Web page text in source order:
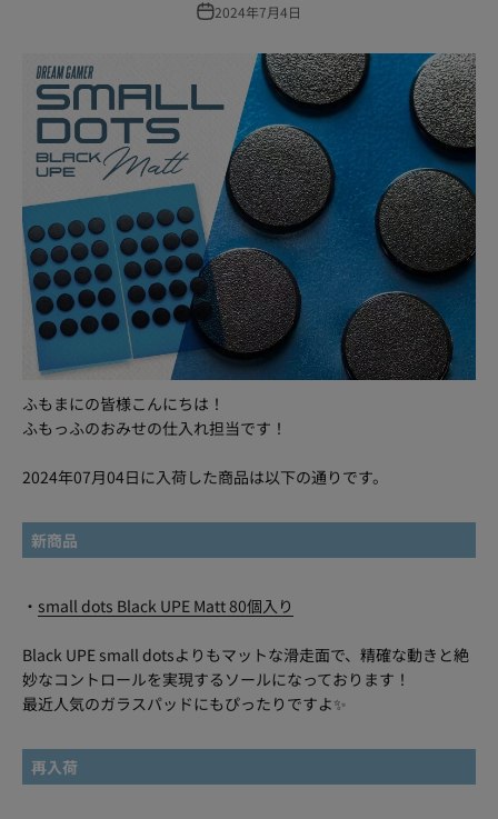
2024年7月4日
ふもまにの皆様こんにちは！
ふもっふのおみせの仕入れ担当です！
2024年07月04日に入荷した商品は以下の通りです。
新商品
・ small dots Black UPE Matt 80個入り
Black UPE small dotsよりもマットな滑走面で、精確な動きと絶
妙なコントロールを実現するソールになっております！
最近人気のガラスパッドにもぴったりですよ✨️
再入荷